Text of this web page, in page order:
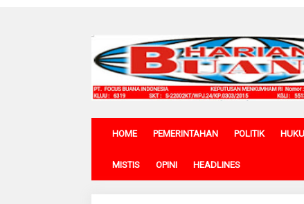
HOME PEMERINTAHAN POLITIK
MISTIS OPINI HEADLINES